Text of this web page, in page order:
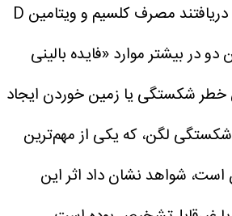
پژوهشگران دریافتند مصرف کلسیم و ویتامین D
دو در بیشتر موارد «فایده بالینی
شکستگی یا زمین خوردن ایجاد
لگن، که یکی از مهم‌ترین
است، شواهد نشان داد اثر این